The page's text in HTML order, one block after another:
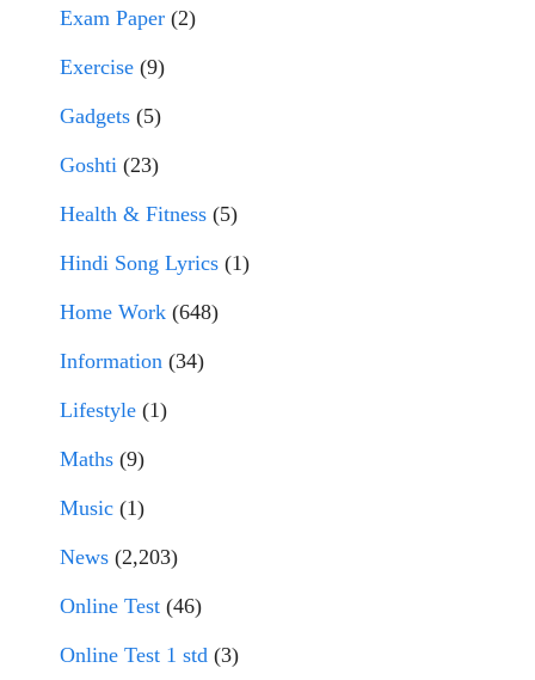
Exam Paper (2)
Exercise (9)
Gadgets (5)
Goshti (23)
Health & Fitness (5)
Hindi Song Lyrics (1)
Home Work (648)
Information (34)
Lifestyle (1)
Maths (9)
Music (1)
News (2,203)
Online Test (46)
Online Test 1 std (3)